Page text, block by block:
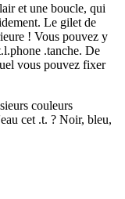
et une boucle, qui
Le gilet de
! Vous pouvez y
.tanche. De
vous pouvez fixer
couleurs
cet .t. ? Noir, bleu,